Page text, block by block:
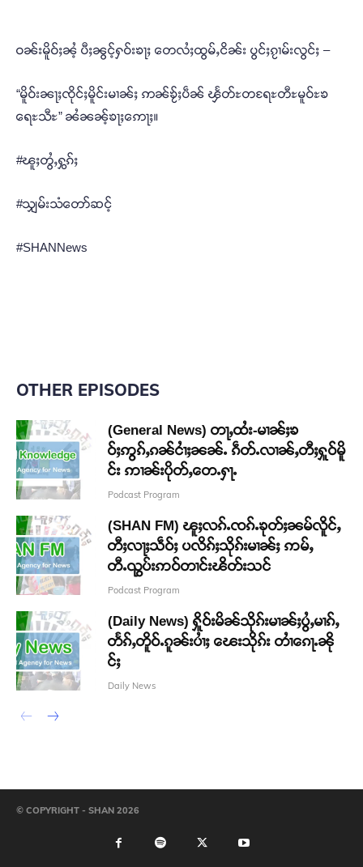
ဝၼ်းမိူဝ်ႈၼႆ့ ပီႈၼွင့်ႁဝ်းၶႃႈ တေလႆႈထွမ်ႇငိၼ်း ပွင်ႈၵႂၢမ်းလွင်ႈ –
“မိူဝ်းၼႃႈၸိုင်ႈမိူင်းမၢၼ်ႈ ဢၼ်ၶႂ်ႈပဵၼ် ၾႅတ်ႊတရႄႊတီႊမူဝ်ႊၶ
ရေႊသီႊ” ၼႆၼၼ့်ၶႃႈဢေႃႈ။
#ၽူႈတွႆႇႁွၵ်ႈ
#သျှမ်းသံတော်ဆင့်
#SHANNews
OTHER EPISODES
(General News) တႃႇထႆး-မၢၼ်ႈၶ
ဝ်ႈဢွၵ်ႇၵၼ်ငၢႆႈၼၼ်ႉ ၵဵတ်ႉလၢၼ်ႇတီႈႁူဝ်မိူ
င်း ဢၢၼ်းပိုတ်ႇတေႉႁႃႉ
Podcast Program
(SHAN FM) ၽူႈလၵ်ႉၸၵ်ႉၶုတ်ႈၼမ်လိူင်ႇ
တီႈလႃႈသဵဝ်ႈ ပလိၵ်ႈသိုၵ်းမၢၼ်ႈ ဢမ်ႇ
တီႉၺွပ်းဢဝ်တၢင်းၽိတ်းသင်
Podcast Program
(Daily News) ႁိူဝ်းမိၼ်သိုၵ်းမၢၼ်ႈပွႆႇမၢၵ်ႇ
တႅၵ်ႇတိူဝ်ႉၵူၼ်းပၢႆႈ ၽေးသိုၵ်း တၢႆၵေႃႉၼို
င်ႈ
Daily News
© COPYRIGHT - SHAN 2026